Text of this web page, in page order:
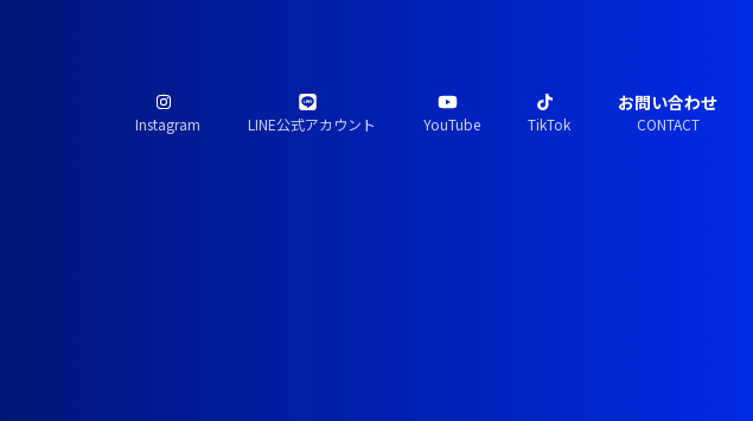
Instagram LINE公式アカウント YouTube TikTok
お問い合わせ
CONTACT